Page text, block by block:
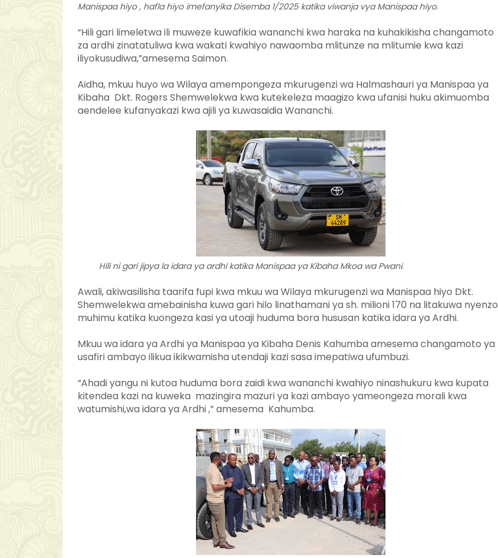
Manispaa hiyo , hafla hiyo imefanyika Disemba 1/2025 katika viwanja vya Manispaa hiyo.
“Hili gari limeletwa ili muweze kuwafikia wananchi kwa haraka na kuhakikisha changamoto
za ardhi zinatatuliwa kwa wakati kwahiyo nawaomba mlitunze na mlitumie kwa kazi
iliyokusudiwa,”amesema Saimon.
Aidha, mkuu huyo wa Wilaya amempongeza mkurugenzi wa Halmashauri ya Manispaa ya
Kibaha Dkt. Rogers Shemwelekwa kwa kutekeleza maagizo kwa ufanisi huku akimuomba
aendelee kufanyakazi kwa ajili ya kuwasaidia Wananchi.
Hili ni gari jipya la idara ya ardhi katika Manispaa ya Kibaha Mkoa wa Pwani.
Awali, akiwasilisha taarifa fupi kwa mkuu wa Wilaya mkurugenzi wa Manispaa hiyo Dkt.
Shemwelekwa amebainisha kuwa gari hilo linathamani ya sh. milioni 170 na litakuwa nyenzo
muhimu katika kuongeza kasi ya utoaji huduma bora hususan katika idara ya Ardhi.
Mkuu wa idara ya Ardhi ya Manispaa ya Kibaha Denis Kahumba amesema changamoto ya
usafiri ambayo ilikua ikikwamisha utendaji kazi sasa imepatiwa ufumbuzi.
“Ahadi yangu ni kutoa huduma bora zaidi kwa wananchi kwahiyo ninashukuru kwa kupata
kitendea kazi na kuweka mazingira mazuri ya kazi ambayo yameongeza morali kwa
watumishi,wa idara ya Ardhi ,” amesema Kahumba.